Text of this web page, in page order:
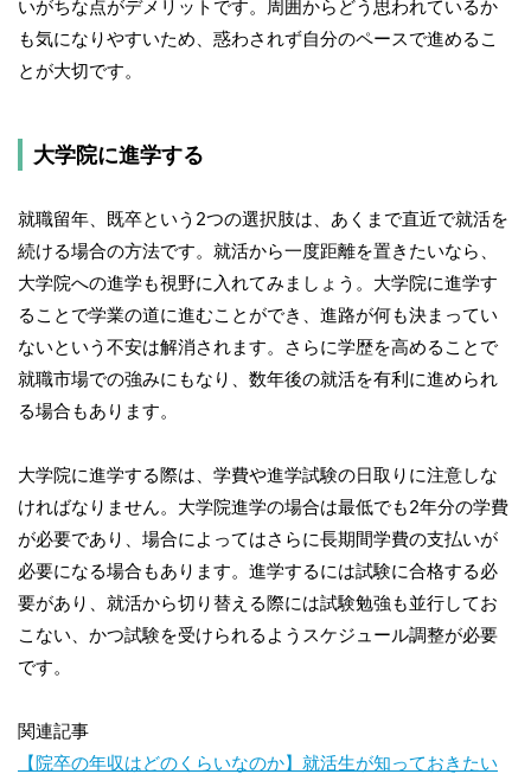
いがちな点がデメリットです。周囲からどう思われているか
も気になりやすいため、惑わされず自分のペースで進めるこ
とが大切です。
大学院に進学する
就職留年、既卒という2つの選択肢は、あくまで直近で就活を
続ける場合の方法です。就活から一度距離を置きたいなら、
大学院への進学も視野に入れてみましょう。大学院に進学す
ることで学業の道に進むことができ、進路が何も決まってい
ないという不安は解消されます。さらに学歴を高めることで
就職市場での強みにもなり、数年後の就活を有利に進められ
る場合もあります。
大学院に進学する際は、学費や進学試験の日取りに注意しな
ければなりません。大学院進学の場合は最低でも2年分の学費
が必要であり、場合によってはさらに長期間学費の支払いが
必要になる場合もあります。進学するには試験に合格する必
要があり、就活から切り替える際には試験勉強も並行してお
こない、かつ試験を受けられるようスケジュール調整が必要
です。
関連記事
【院卒の年収はどのくらいなのか】就活生が知っておきたい